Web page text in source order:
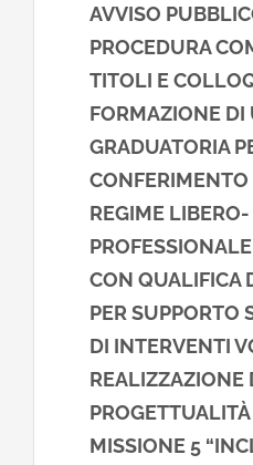
AVVISO
PROCEDURA
TITOLI E
FORMAZIONE DI
GRADUATORIA
REGIME LIBERO-
CON QUALIFICA
PER SUPPORTO
DI INTERVENTI
REALIZZAZIONE
MISSIONE 5